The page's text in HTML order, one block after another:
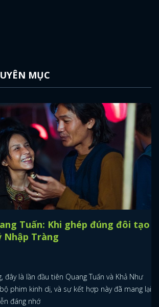
MỤC
Tuấn: Khi ghép đúng đôi tạo
Tràng
đây là lần đầu tiên Quang Tuấn và Khả Như
phim kinh dị, và sự kết hợp này đã mang lại
đáng nhớ